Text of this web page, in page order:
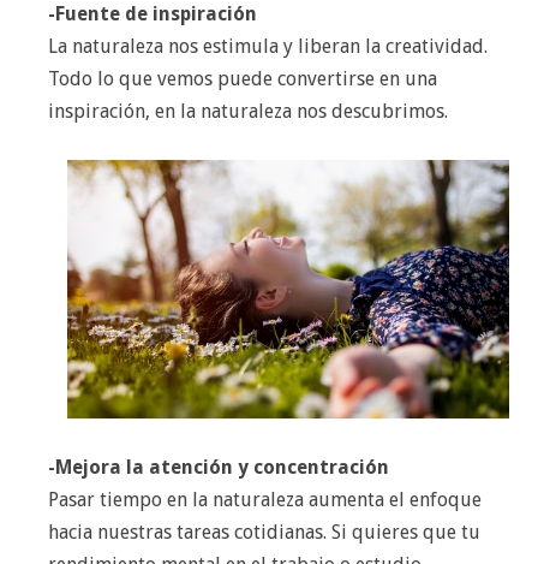
-Fuente de inspiración
La naturaleza nos estimula y liberan la creatividad.
Todo lo que vemos puede convertirse en una
inspiración, en la naturaleza nos descubrimos.
-Mejora la atención y concentración
Pasar tiempo en la naturaleza aumenta el enfoque
hacia nuestras tareas cotidianas. Si quieres que tu